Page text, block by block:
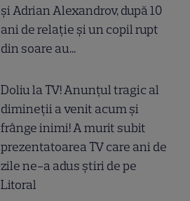
și Adrian Alexandrov, după 10
ani de relație și un copil rupt
din soare au...
Doliu la TV! Anunțul tragic al
dimineții a venit acum și
frânge inimi! A murit subit
prezentatoarea TV care ani de
zile ne-a adus știri de pe
Litoral